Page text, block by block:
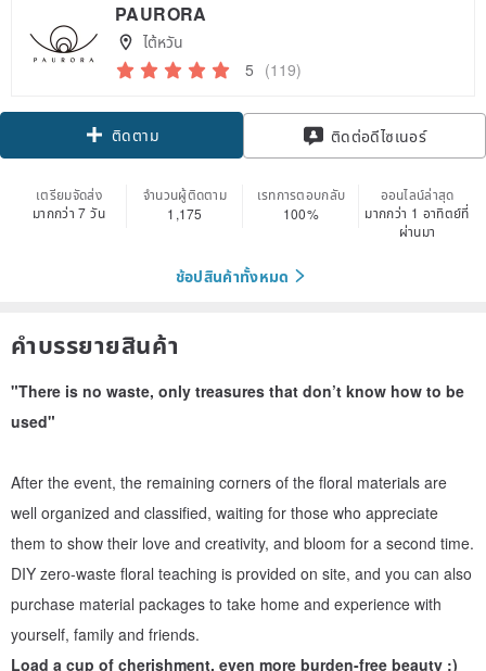
PAURORA
ไต้หวัน
5 (119)
ติดตาม ติดต่อดีไซเนอร์
เตรียมจัดส่ง
มากกว่า 7 วัน
จำนวนผู้ติดตาม
1,175
เรทการตอบกลับ
100%
ออนไลน์ล่าสุด
มากกว่า 1 อาทิตย์ที่
ผ่านมา
ช้อปสินค้าทั้งหมด
คำบรรยายสินค้า
"There is no waste, only treasures that don’t know how to be
used"
After the event, the remaining corners of the floral materials are
well organized and classified, waiting for those who appreciate
them to show their love and creativity, and bloom for a second time.
DIY zero-waste floral teaching is provided on site, and you can also
purchase material packages to take home and experience with
yourself, family and friends.
Load a cup of cherishment, even more burden-free beauty :)